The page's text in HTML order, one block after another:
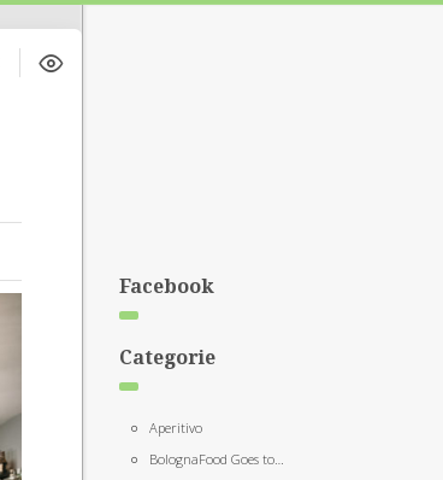
Facebook
Categorie
Aperitivo
BolognaFood Goes to…